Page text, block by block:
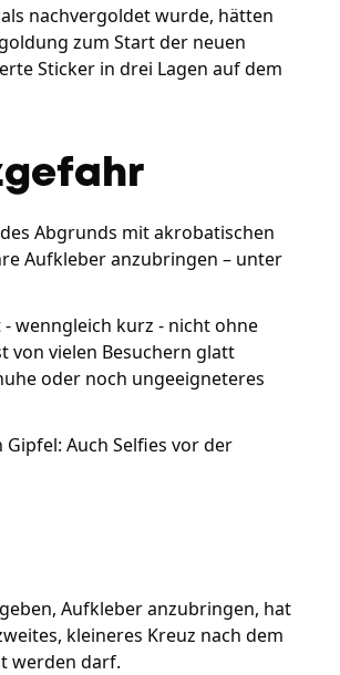
nachvergoldet wurde, hätten
zum Start der neuen
Sticker in drei Lagen auf dem
Abgrunds mit akrobatischen
Aufkleber anzubringen – unter
wenngleich kurz - nicht ohne
von vielen Besuchern glatt
oder noch ungeeigneteres
Auch Selfies vor der
Aufkleber anzubringen, hat
kleineres Kreuz nach dem
werden darf.